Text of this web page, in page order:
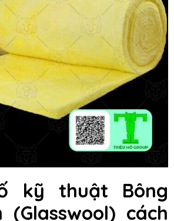
kỹ thuật Bông
cách